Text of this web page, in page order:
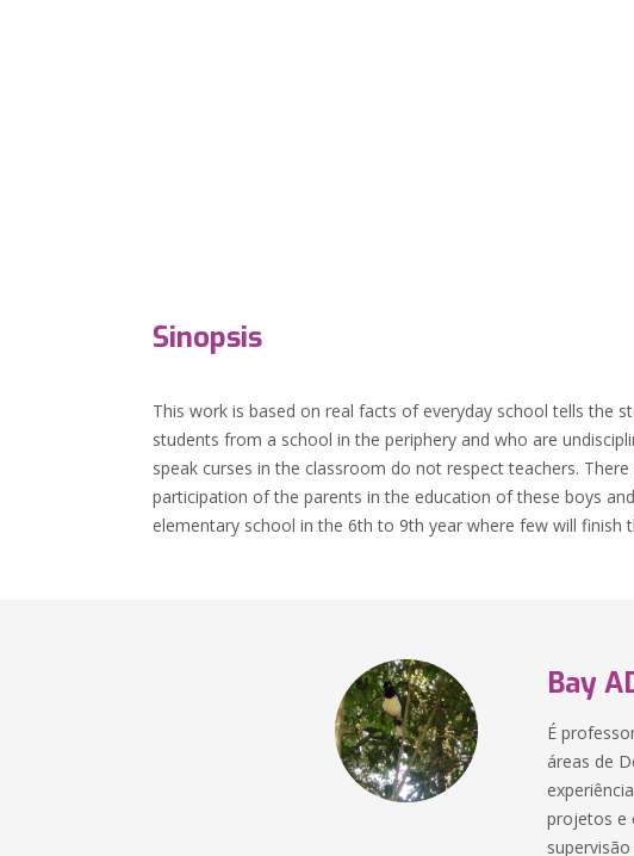
Sinopsis
This work is based on real facts of everyday school tells the
students from a school in the periphery and who are
speak curses in the classroom do not respect teachers. There
participation of the parents in the education of these boys
elementary school in the 6th to 9th year where few will finish
Bay
É
áreas de
projetos e